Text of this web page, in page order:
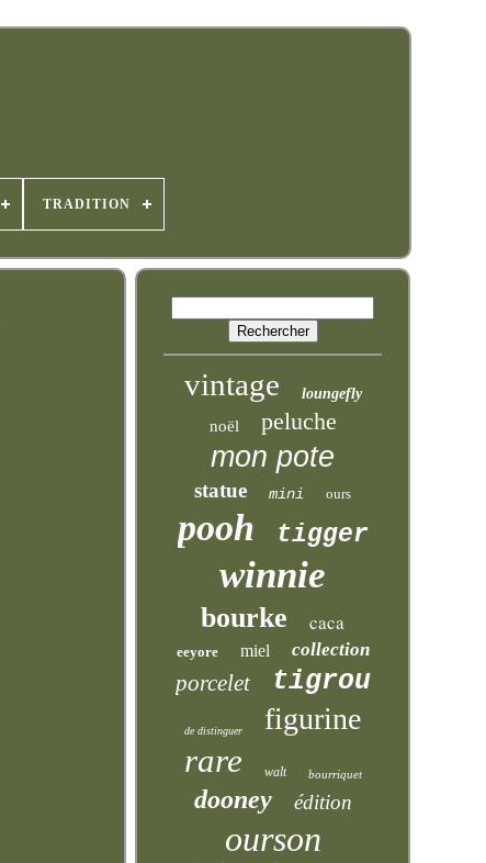
TRADITION
vintage loungefly
noël peluche
mon pote
statue mini ours
pooh tigger
winnie
bourke caca
eeyore miel collection
porcelet tigrou
de distinguer figurine
rare walt bourriquet
dooney édition
ourson